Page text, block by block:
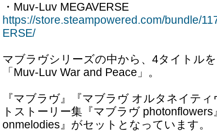
・Muv-Luv MEGAVERSE
https://store.steampowered.com/bundle/
ERSE/
マブラヴシリーズの中から、4タイトル
「Muv-Luv War and Peace」。
『マブラヴ』『マブラヴ オルタネイテ
トストーリー集『マブラヴ
onmelodies』がセットとなっています。